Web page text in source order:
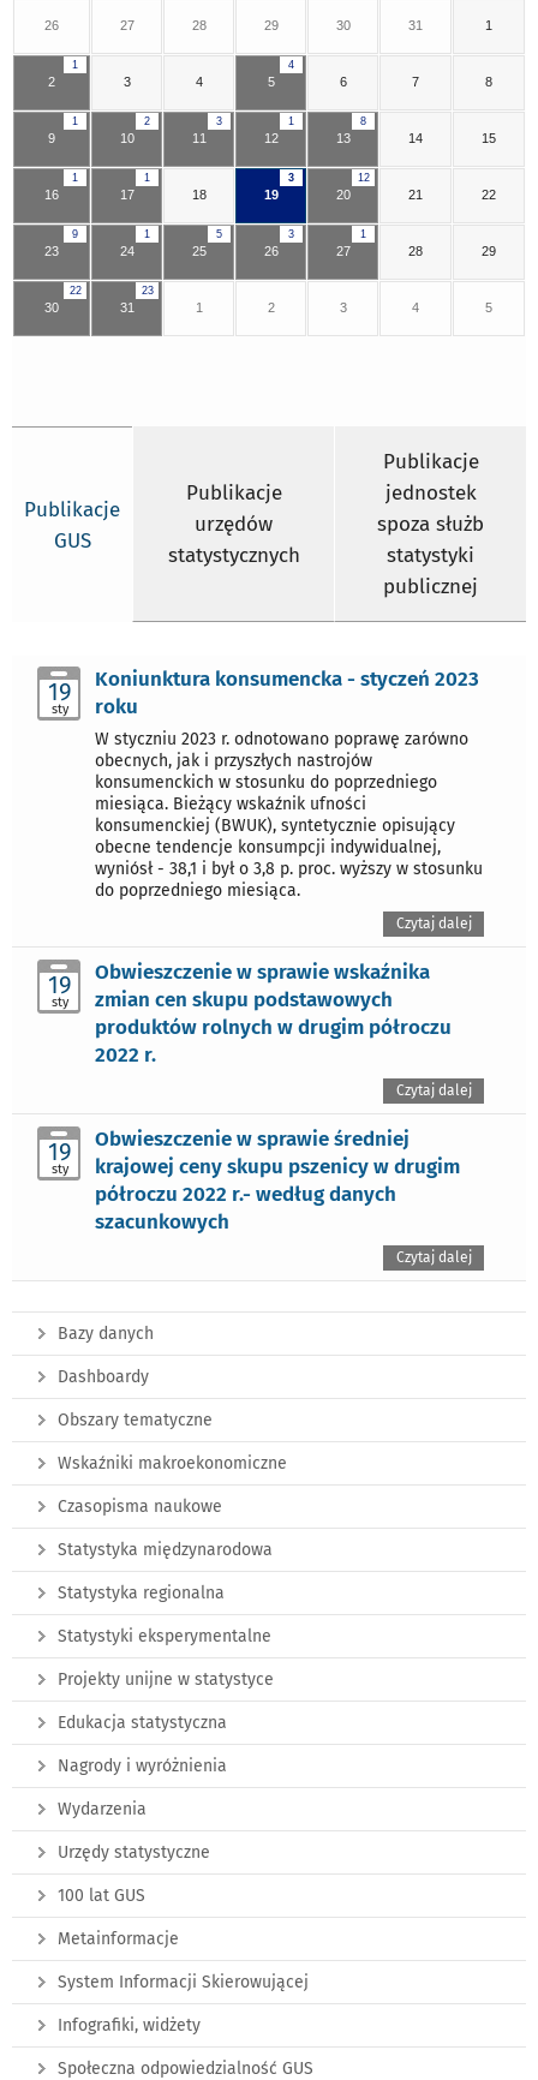
26 27 28 29 30 31 1
1
2 3 4
4
5 6 7 8
1
9
2
10
3
11
1
12
8
13 14 15
1
16
1
17 18
3
19
12
20 21 22
9
23
1
24
5
25
3
26
1
27 28 29
22
30
23
31 1 2 3 4 5
Publikacje
GUS
Publikacje
urzędów
statystycznych
Publikacje
jednostek
spoza służb
statystyki
publicznej
19
sty
Koniunktura konsumencka - styczeń 2023
roku
W styczniu 2023 r. odnotowano poprawę zarówno
obecnych, jak i przyszłych nastrojów
konsumenckich w stosunku do poprzedniego
miesiąca. Bieżący wskaźnik ufności
konsumenckiej (BWUK), syntetycznie opisujący
obecne tendencje konsumpcji indywidualnej,
wyniósł - 38,1 i był o 3,8 p. proc. wyższy w stosunku
do poprzedniego miesiąca.
Czytaj dalej
19
sty
Obwieszczenie w sprawie wskaźnika
zmian cen skupu podstawowych
produktów rolnych w drugim półroczu
2022 r.
Czytaj dalej
19
sty
Obwieszczenie w sprawie średniej
krajowej ceny skupu pszenicy w drugim
półroczu 2022 r.- według danych
szacunkowych
Czytaj dalej
Bazy danych
Dashboardy
Obszary tematyczne
Wskaźniki makroekonomiczne
Czasopisma naukowe
Statystyka międzynarodowa
Statystyka regionalna
Statystyki eksperymentalne
Projekty unijne w statystyce
Edukacja statystyczna
Nagrody i wyróżnienia
Wydarzenia
Urzędy statystyczne
100 lat GUS
Metainformacje
System Informacji Skierowującej
Infografiki, widżety
Społeczna odpowiedzialność GUS